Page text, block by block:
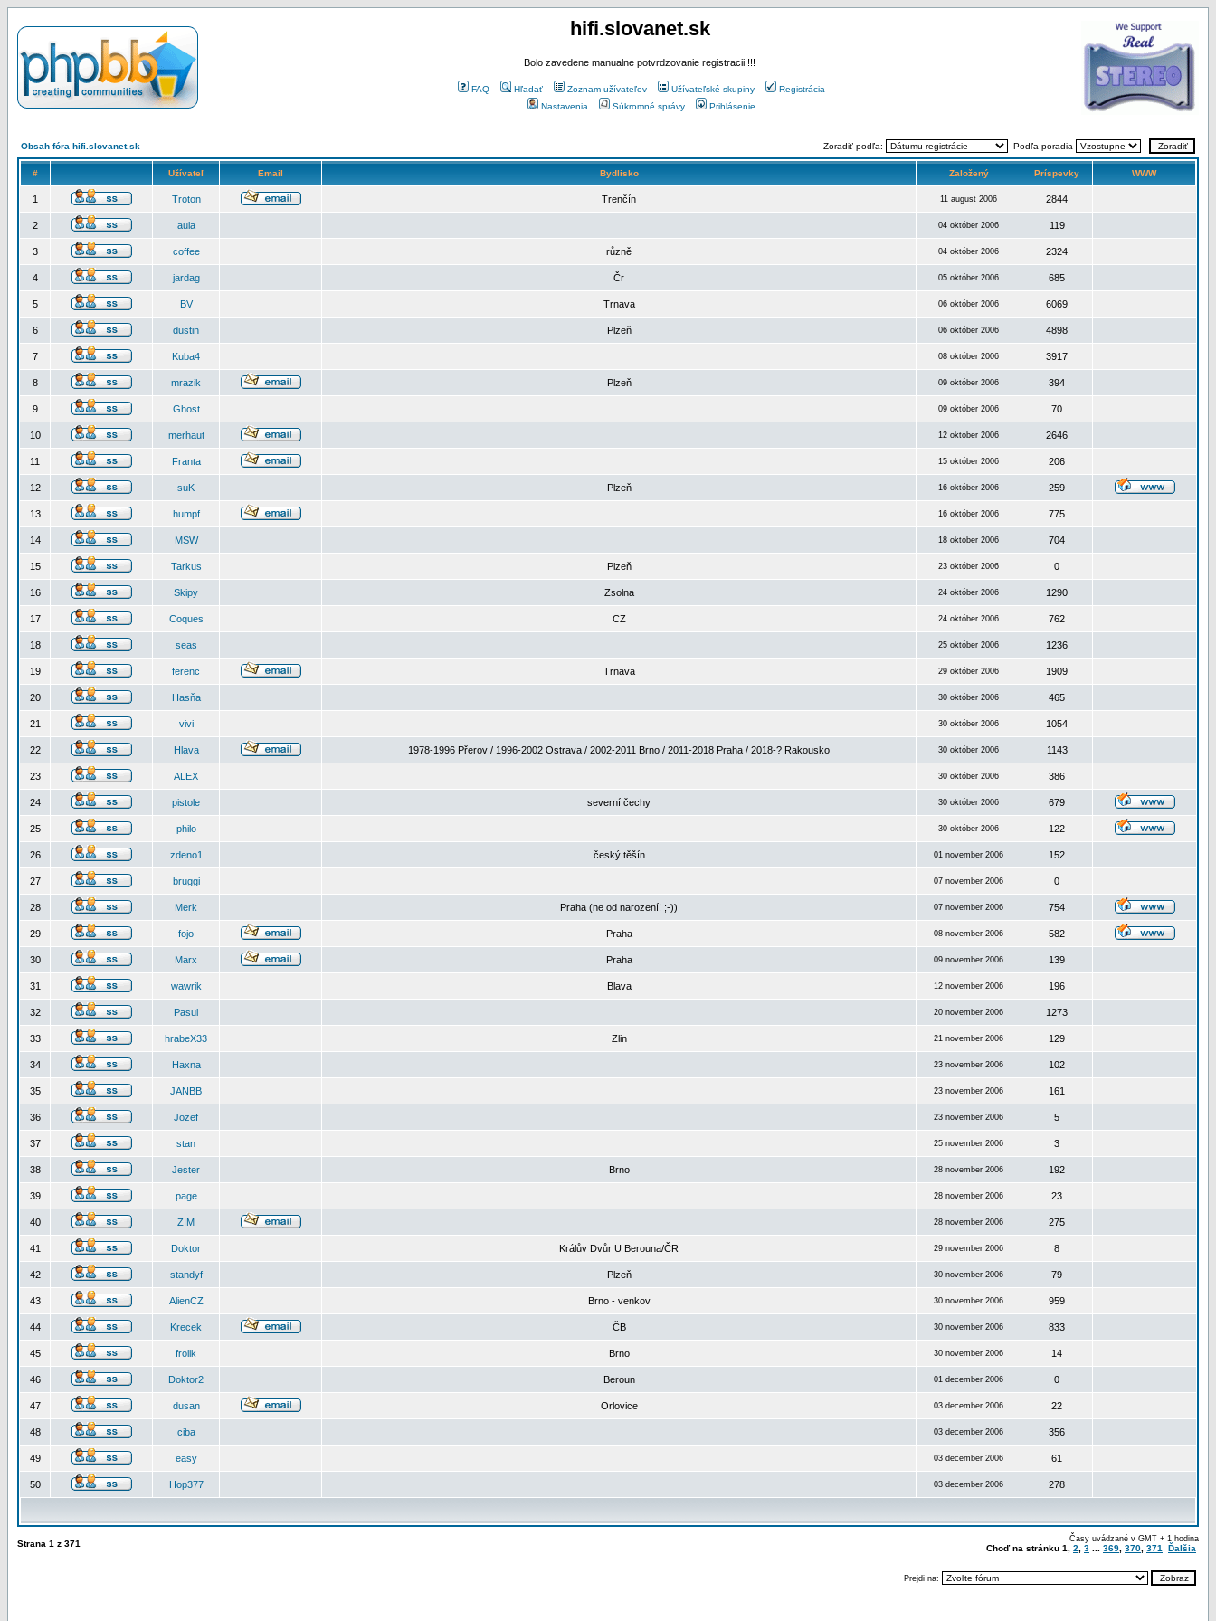
hifi.slovanet.sk
Bolo zavedene manualne potvrdzovanie registracii !!!
FAQ Hľadať Zoznam užívateľov Užívateľské skupiny
Registrácia
Nastavenia
Súkromné správy Prihlásenie
Obsah fóra hifi.slovanet.sk Zoradiť podľa: Podľa poradia
# Užívateľ Email Bydlisko Založený Príspevky WWW
1 Troton Trenčín 11 august 2006 2844
2 aula 04 október 2006 119
3 coffee různě 04 október 2006 2324
4 jardag Čr 05 október 2006 685
5 BV Trnava 06 október 2006 6069
6 dustin Plzeň 06 október 2006 4898
7 Kuba4 08 október 2006 3917
8 mrazik Plzeň 09 október 2006 394
9 Ghost 09 október 2006 70
10 merhaut 12 október 2006 2646
11 Franta 15 október 2006 206
12 suK Plzeň 16 október 2006 259
13 humpf 16 október 2006 775
14 MSW 18 október 2006 704
15 Tarkus Plzeň 23 október 2006 0
16 Skipy Zsolna 24 október 2006 1290
17 Coques CZ 24 október 2006 762
18 seas 25 október 2006 1236
19 ferenc Trnava 29 október 2006 1909
20 Hasňa 30 október 2006 465
21 vivi 30 október 2006 1054
22 Hlava 1978-1996 Přerov / 1996-2002 Ostrava / 2002-2011 Brno / 2011-2018 Praha / 2018-? Rakousko 30 október 2006 1143
23 ALEX 30 október 2006 386
24 pistole severní čechy 30 október 2006 679
25 philo 30 október 2006 122
26 zdeno1 český těšín 01 november 2006 152
27 bruggi 07 november 2006 0
28 Merk Praha (ne od narození! ;-)) 07 november 2006 754
29 fojo Praha 08 november 2006 582
30 Marx Praha 09 november 2006 139
31 wawrik Blava 12 november 2006 196
32 Pasul 20 november 2006 1273
33 hrabeX33 Zlin 21 november 2006 129
34 Haxna 23 november 2006 102
35 JANBB 23 november 2006 161
36 Jozef 23 november 2006 5
37 stan 25 november 2006 3
38 Jester Brno 28 november 2006 192
39 page 28 november 2006 23
40 ZIM 28 november 2006 275
41 Doktor Králův Dvůr U Berouna/ČR 29 november 2006 8
42 standyf Plzeň 30 november 2006 79
43 AlienCZ Brno - venkov 30 november 2006 959
44 Krecek ČB 30 november 2006 833
45 frolik Brno 30 november 2006 14
46 Doktor2 Beroun 01 december 2006 0
47 dusan Orlovice 03 december 2006 22
48 ciba 03 december 2006 356
49 easy 03 december 2006 61
50 Hop377 03 december 2006 278
Strana 1 z 371 Časy uvádzané v GMT + 1 hodina
Choď na stránku 1 2 3 369 370 371 Ďalšia
Prejdi na: